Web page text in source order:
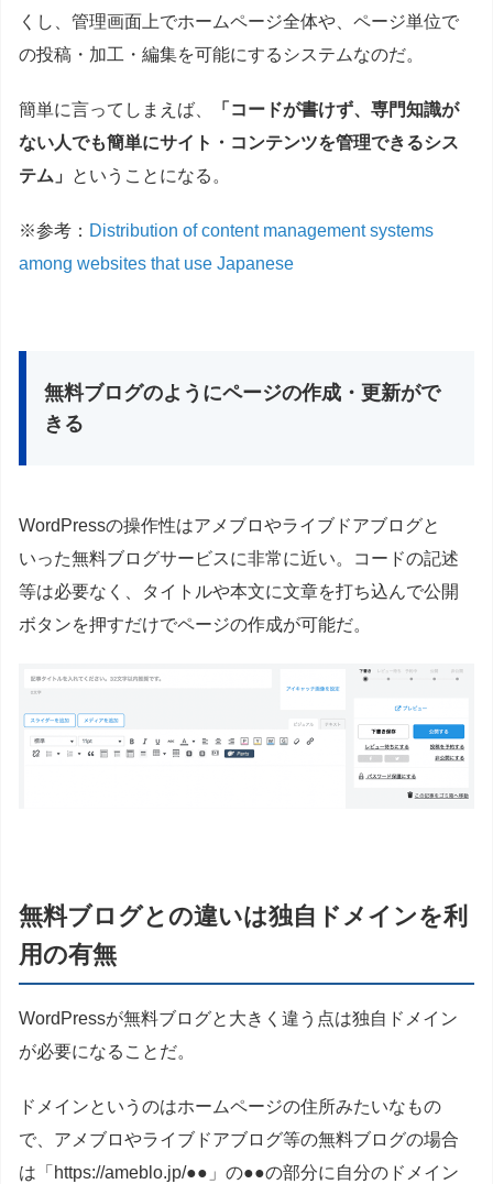
くし、管理画面上でホームページ全体や、ページ単位で
の投稿・加工・編集を可能にするシステムなのだ。
簡単に言ってしまえば、
「コードが書けず、専門知識が
ない人でも簡単にサイト・コンテンツを管理できるシス
テム」
ということになる。
※参考： Distribution of content management systems
among websites that use Japanese
無料ブログのようにページの作成・更新がで
きる
WordPressの操作性はアメブロやライブドアブログと
いった無料ブログサービスに非常に近い。コードの記述
等は必要なく、タイトルや本文に文章を打ち込んで公開
ボタンを押すだけでページの作成が可能だ。
無料ブログとの違いは独自ドメインを利
用の有無
WordPressが無料ブログと大きく違う点は独自ドメイン
が必要になることだ。
ドメインというのはホームページの住所みたいなもの
で、アメブロやライブドアブログ等の無料ブログの場合
は「https://ameblo.jp/●●」の●●の部分に自分のドメイン